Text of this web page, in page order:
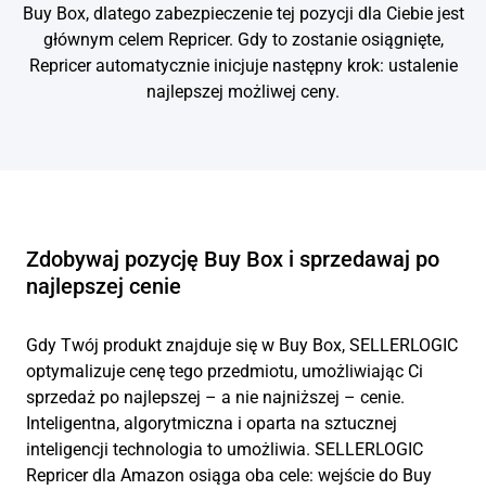
Buy Box, dlatego zabezpieczenie tej pozycji dla Ciebie jest
głównym celem Repricer. Gdy to zostanie osiągnięte,
Repricer automatycznie inicjuje następny krok: ustalenie
najlepszej możliwej ceny.
Zdobywaj pozycję Buy Box i sprzedawaj po
najlepszej cenie
Gdy Twój produkt znajduje się w Buy Box, SELLERLOGIC
optymalizuje cenę tego przedmiotu, umożliwiając Ci
sprzedaż po najlepszej – a nie najniższej – cenie.
Inteligentna, algorytmiczna i oparta na sztucznej
inteligencji technologia to umożliwia. SELLERLOGIC
Repricer dla Amazon osiąga oba cele: wejście do Buy